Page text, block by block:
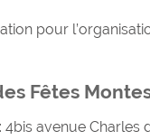
pour
Fêtes
4bis avenue Charles